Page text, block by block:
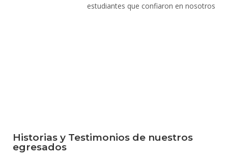
estudiantes que confiaron en nosotros
Historias y Testimonios de nuestros
egresados